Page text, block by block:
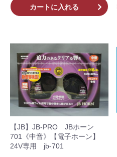
カートに入れる
【JB】JB-PRO JBホーン
701《中音》【電子ホーン】
24V専用 jb-701